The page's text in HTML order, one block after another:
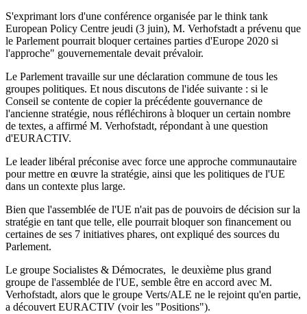
S'exprimant lors d'une conférence organisée par le think tank
European Policy Centre jeudi (3 juin), M. Verhofstadt a prévenu que
le Parlement pourrait bloquer certaines parties d'Europe 2020 si
l'approche" gouvernementale devait prévaloir.
Le Parlement travaille sur une déclaration commune de tous les
groupes politiques. Et nous discutons de l'idée suivante : si le
Conseil se contente de copier la précédente gouvernance de
l'ancienne stratégie, nous réfléchirons à bloquer un certain nombre
de textes, a affirmé M. Verhofstadt, répondant à une question
d'EURACTIV.
Le leader libéral préconise avec force une approche communautaire
pour mettre en œuvre la stratégie, ainsi que les politiques de l'UE
dans un contexte plus large.
Bien que l'assemblée de l'UE n'ait pas de pouvoirs de décision sur la
stratégie en tant que telle, elle pourrait bloquer son financement ou
certaines de ses 7 initiatives phares, ont expliqué des sources du
Parlement.
Le groupe Socialistes & Démocrates, le deuxième plus grand
groupe de l'assemblée de l'UE, semble être en accord avec M.
Verhofstadt, alors que le groupe Verts/ALE ne le rejoint qu'en partie,
a découvert EURACTIV (voir les "Positions").